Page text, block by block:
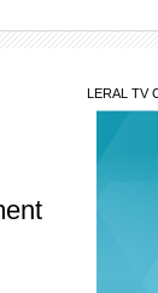
LERAL TV